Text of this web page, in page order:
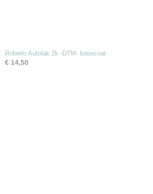
Roberlo Autolak 2k -DTM- basecoat
€ 14,50